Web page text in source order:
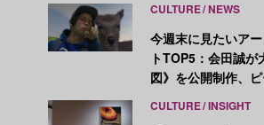
CULTURE NEWS
今週末に見たいア
トTOP5：会田誠が
図》を公開制作、
CULTURE INSIGHT